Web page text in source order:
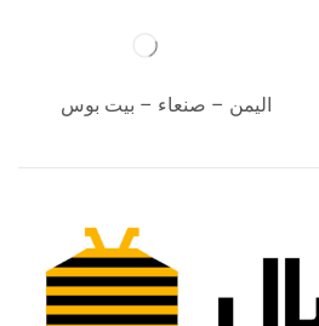
اليمن – صنعاء – بيت بوس